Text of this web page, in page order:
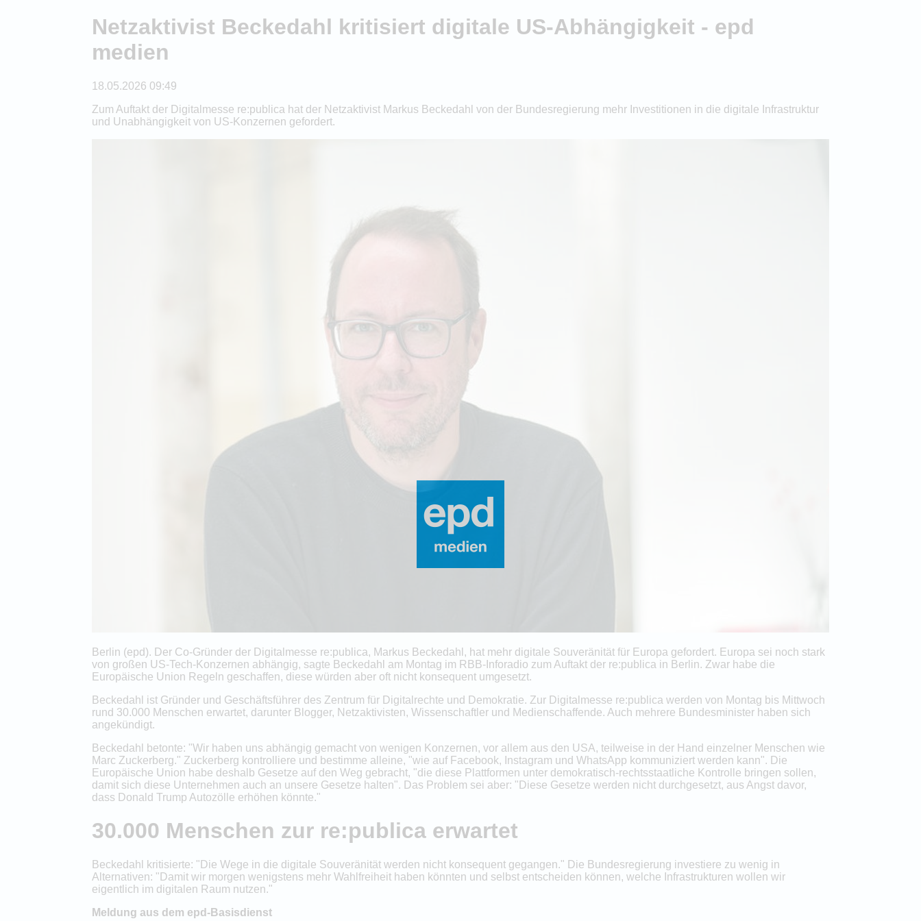
Netzaktivist Beckedahl kritisiert digitale US-Abhängigkeit - epd
medien
18.05.2026 09:49
Zum Auftakt der Digitalmesse re:publica hat der Netzaktivist Markus Beckedahl von der Bundesregierung mehr Investitionen in die digitale Infrastruktur
und Unabhängigkeit von US-Konzernen gefordert.
Berlin (epd). Der Co-Gründer der Digitalmesse re:publica, Markus Beckedahl, hat mehr digitale Souveränität für Europa gefordert. Europa sei noch stark
von großen US-Tech-Konzernen abhängig, sagte Beckedahl am Montag im RBB-Inforadio zum Auftakt der re:publica in Berlin. Zwar habe die
Europäische Union Regeln geschaffen, diese würden aber oft nicht konsequent umgesetzt.
Beckedahl ist Gründer und Geschäftsführer des Zentrum für Digitalrechte und Demokratie. Zur Digitalmesse re:publica werden von Montag bis Mittwoch
rund 30.000 Menschen erwartet, darunter Blogger, Netzaktivisten, Wissenschaftler und Medienschaffende. Auch mehrere Bundesminister haben sich
angekündigt.
Beckedahl betonte: "Wir haben uns abhängig gemacht von wenigen Konzernen, vor allem aus den USA, teilweise in der Hand einzelner Menschen wie
Marc Zuckerberg." Zuckerberg kontrolliere und bestimme alleine, "wie auf Facebook, Instagram und WhatsApp kommuniziert werden kann". Die
Europäische Union habe deshalb Gesetze auf den Weg gebracht, "die diese Plattformen unter demokratisch-rechtsstaatliche Kontrolle bringen sollen,
damit sich diese Unternehmen auch an unsere Gesetze halten". Das Problem sei aber: "Diese Gesetze werden nicht durchgesetzt, aus Angst davor,
dass Donald Trump Autozölle erhöhen könnte."
30.000 Menschen zur re:publica erwartet
Beckedahl kritisierte: "Die Wege in die digitale Souveränität werden nicht konsequent gegangen." Die Bundesregierung investiere zu wenig in
Alternativen: "Damit wir morgen wenigstens mehr Wahlfreiheit haben könnten und selbst entscheiden können, welche Infrastrukturen wollen wir
eigentlich im digitalen Raum nutzen."
Meldung aus dem epd-Basisdienst